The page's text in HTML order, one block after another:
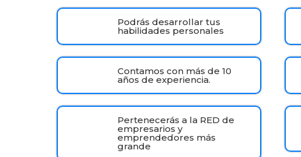
Podrás desarrollar tus
habilidades personales
Contamos con más de 10
años de experiencia.
Pertenecerás a la RED de
empresarios y
emprendedores más
grande